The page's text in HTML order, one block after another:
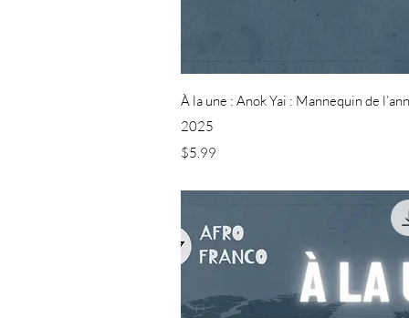
Quick
À la une : Anok Yai : Mannequin de
2025
Price
$5.99